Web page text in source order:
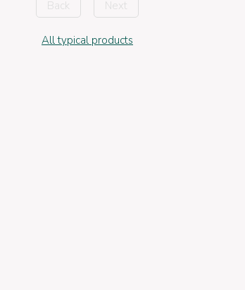
Back Next
All typical products